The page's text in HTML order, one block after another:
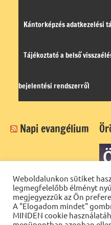
Kántorképzés adatkezelési
Tájékoztató a belső
bejelentési rendszerről
Napi evangélium
Weboldalunkon sütiket
legmegfelelőbb élményt
megjegyezzük az Ön
A "Elogadom mindet"
MINDEN cookie